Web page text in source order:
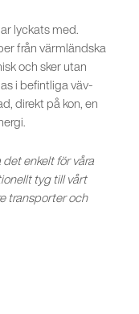
lyckats med.
från värmländska
och sker utan
i befintliga väv-
direkt på kon, en
enkelt för våra
tyg till vårt
transporter och